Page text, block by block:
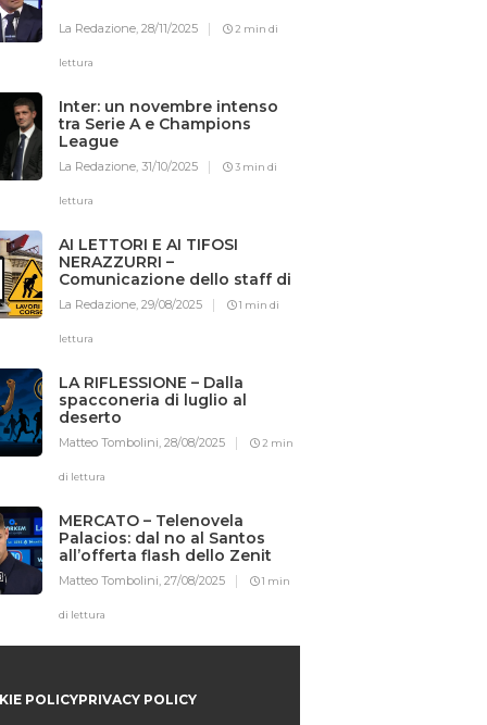
La Redazione, 28/11/2025 2 min di
lettura
Inter: un novembre intenso
tra Serie A e Champions
League
La Redazione, 31/10/2025 3 min di
lettura
AI LETTORI E AI TIFOSI
NERAZZURRI –
Comunicazione dello staff di
Iotifointer.it
La Redazione, 29/08/2025 1 min di
lettura
LA RIFLESSIONE – Dalla
spacconeria di luglio al
deserto
Matteo Tombolini, 28/08/2025 2 min
di lettura
MERCATO – Telenovela
Palacios: dal no al Santos
all’offerta flash dello Zenit
Matteo Tombolini, 27/08/2025 1 min
di lettura
POLICYPRIVACY POLICY